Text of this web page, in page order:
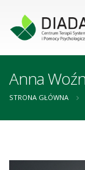
Anna
STRONA GŁÓWNA